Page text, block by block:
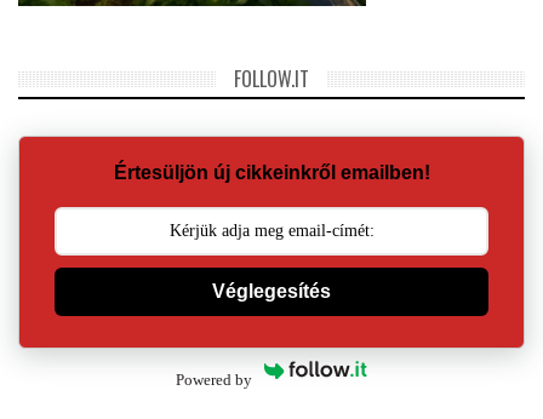
FOLLOW.IT
Értesüljön új cikkeinkről emailben!
Véglegesítés
Powered by